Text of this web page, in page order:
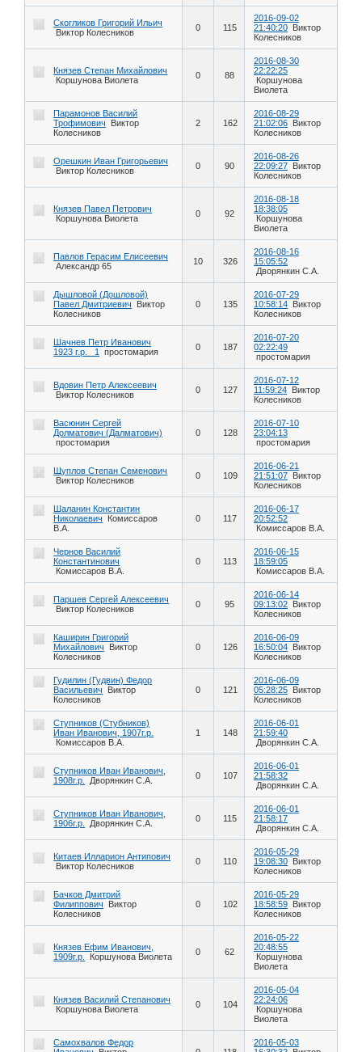
Скогликов Григорий Ильич
Виктор Колесников
0 115
2016-09-02
21:40:20 Виктор
Колесников
Князев Степан Михайлович
Коршунова Виолета
0 88
2016-08-30
22:22:25
Коршунова
Виолета
Парамонов Василий
Трофимович
Виктор
Колесников
2 162
2016-08-29
21:02:06 Виктор
Колесников
Орешкин Иван Григорьевич
Виктор Колесников
0 90
2016-08-26
22:09:27 Виктор
Колесников
Князев Павел Петрович
Коршунова Виолета
0 92
2016-08-18
18:38:05
Коршунова
Виолета
Павлов Герасим Елисеевич
Александр 65
10 326
2016-08-16
15:05:52
Дворянкин С.А.
Дышловой (Дошловой)
Павел Дмитриевич
Виктор
Колесников
0 135
2016-07-29
10:58:14 Виктор
Колесников
Шачнев Петр Иванович
1923 г.р. _1
простомария 0 187
2016-07-20
02:22:49
простомария
Вдовин Петр Алексеевич
Виктор Колесников
0 127
2016-07-12
11:59:24 Виктор
Колесников
Васюнин Сергей
Долматович (Далматович)
простомария
0 128
2016-07-10
23:04:13
простомария
Щуплов Степан Семенович
Виктор Колесников
0 109
2016-06-21
21:51:07 Виктор
Колесников
Шаланин Константин
Николаевич
Комиссаров
В.А.
0 117
2016-06-17
20:52:52
Комиссаров В.А.
Чернов Василий
Константинович
Комиссаров В.А.
0 113
2016-06-15
18:59:05
Комиссаров В.А.
Паршев Сергей Алексеевич
Виктор Колесников
0 95
2016-06-14
09:13:02 Виктор
Колесников
Каширин Григорий
Михайлович
Виктор
Колесников
0 126
2016-06-09
16:50:04 Виктор
Колесников
Гудилин (Гудвин) Федор
Васильевич
Виктор
Колесников
0 121
2016-06-09
05:28:25 Виктор
Колесников
Ступников (Стубников)
Иван Иванович, 1907г.р.
Комиссаров В.А.
1 148
2016-06-01
21:59:40
Дворянкин С.А.
Ступников Иван Иванович,
1908г.р.
Дворянкин С.А. 0 107
2016-06-01
21:58:32
Дворянкин С.А.
Ступников Иван Иванович,
1906г.р.
Дворянкин С.А. 0 115
2016-06-01
21:58:17
Дворянкин С.А.
Китаев Илларион Антипович
Виктор Колесников
0 110
2016-05-29
19:08:30 Виктор
Колесников
Бачков Дмитрий
Филиппович
Виктор
Колесников
0 102
2016-05-29
18:58:59 Виктор
Колесников
Князев Ефим Иванович,
1909г.р.
Коршунова Виолета 0 62
2016-05-22
20:48:55
Коршунова
Виолета
Князев Василий Степанович
Коршунова Виолета
0 104
2016-05-04
22:24:06
Коршунова
Виолета
Самохвалов Федор
2016-05-03